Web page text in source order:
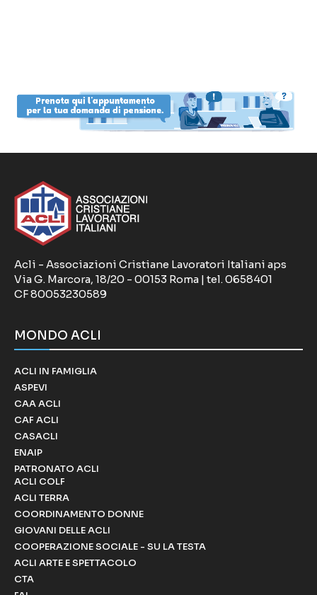
Acli - Associazioni Cristiane Lavoratori Italiani aps
Via G. Marcora, 18/20 - 00153 Roma | tel. 0658401
CF 80053230589
MONDO ACLI
ACLI IN FAMIGLIA
ASPEVI
CAA ACLI
CAF ACLI
CASACLI
ENAIP
PATRONATO ACLI
ACLI COLF
ACLI TERRA
COORDINAMENTO DONNE
GIOVANI DELLE ACLI
COOPERAZIONE SOCIALE - SU LA TESTA
ACLI ARTE E SPETTACOLO
CTA